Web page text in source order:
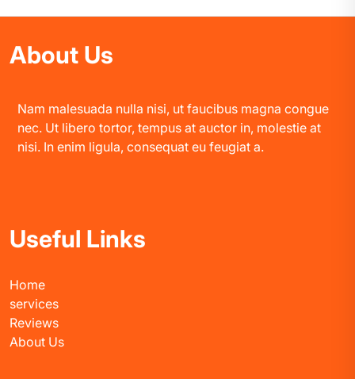
About Us
Nam malesuada nulla nisi, ut faucibus magna congue
nec. Ut libero tortor, tempus at auctor in, molestie at
nisi. In enim ligula, consequat eu feugiat a.
Useful Links
Home
services
Reviews
About Us